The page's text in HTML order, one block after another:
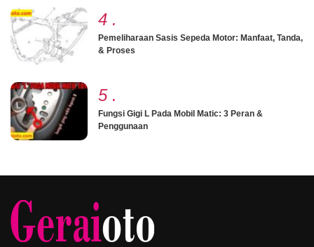
4 .
Pemeliharaan Sasis Sepeda Motor: Manfaat, Tanda,
& Proses
5 .
Fungsi Gigi L Pada Mobil Matic: 3 Peran &
Penggunaan